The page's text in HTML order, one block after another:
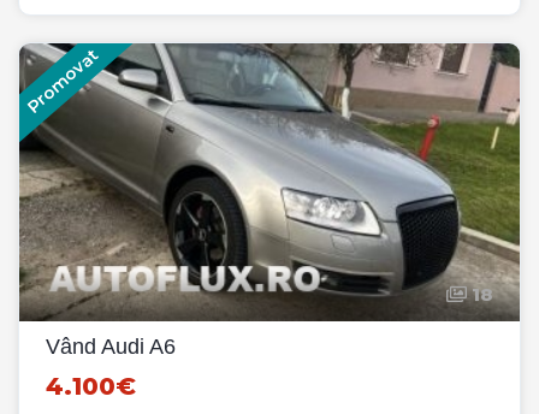
Promovat
18
Vând Audi A6
4.100€